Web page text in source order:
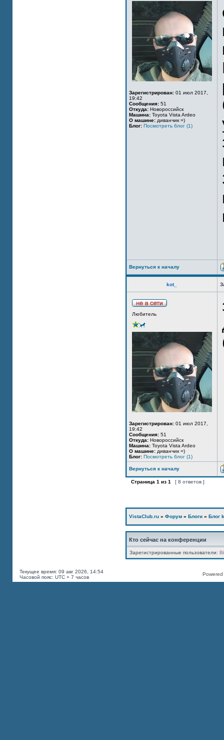
Зарегистрирован: 01 июл 2017,
19:42
Сообщения: 51
Откуда: Новороссийск
Машина: Toyota Vista Ardeo
О машине: диванчик =)
Блог: Посмотреть блог (1)
Вернуться к началу
kot_
Любитель
Зарегистрирован: 01 июл 2017,
19:42
Сообщения: 51
Откуда: Новороссийск
Машина: Toyota Vista Ardeo
О машине: диванчик =)
Блог: Посмотреть блог (1)
Вернуться к началу
Страница 1 из 1 [ 8 ответов ]
VistaClub.ru » Форум » Блоги » Блог
Кто сейчас на конференции
Зарегистрированные пользователи:
Текущее время: 09 авг 2026, 14:54
Часовой пояс: UTC + 7 часов